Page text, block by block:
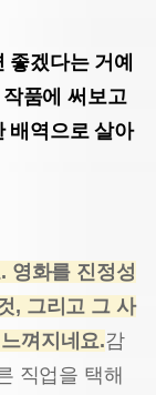
겠다는 거예
품에 써보고
배역으로 살아
영화를 진정성
, 그리고 그 사
껴지네요.감
직업을 택해